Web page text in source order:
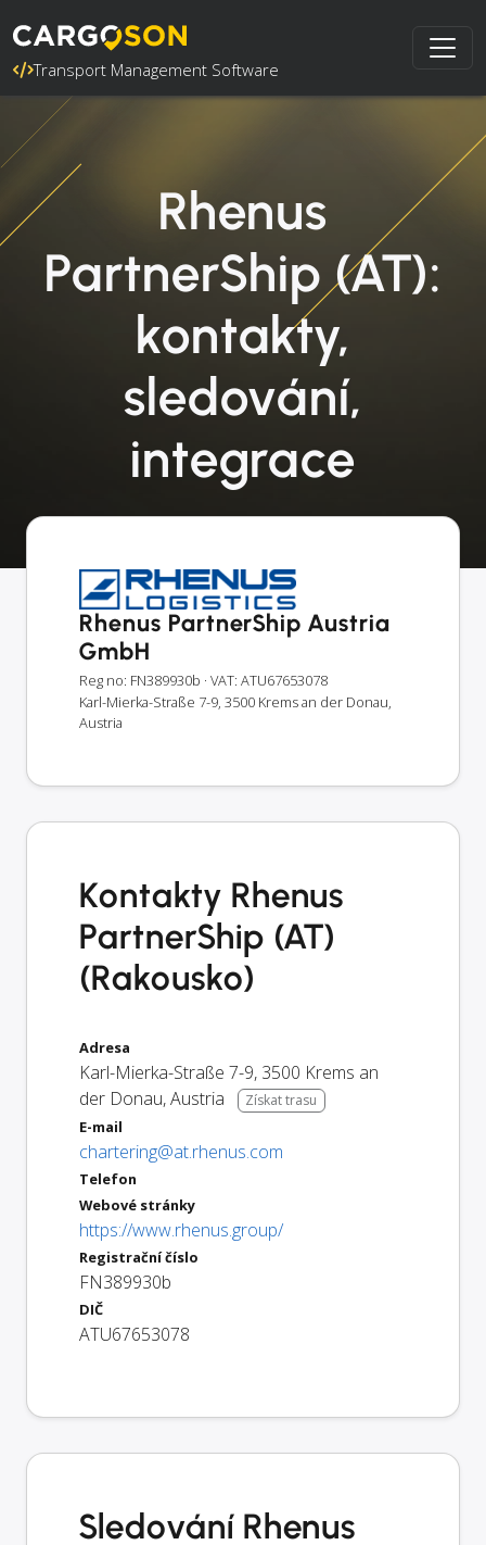
Transport Management Software
Rhenus
PartnerShip (AT):
kontakty,
sledování,
integrace
Rhenus PartnerShip Austria
GmbH
Reg no: FN389930b · VAT: ATU67653078
Karl-Mierka-Straße 7-9, 3500 Krems an der Donau,
Austria
Kontakty Rhenus
PartnerShip (AT)
(Rakousko)
Adresa
Karl-Mierka-Straße 7-9, 3500 Krems an
der Donau,Austria Získat trasu
E-mail
chartering@at.rhenus.com
Telefon
Webové stránky
https://www.rhenus.group/
Registrační číslo
FN389930b
DIČ
ATU67653078
Sledování Rhenus